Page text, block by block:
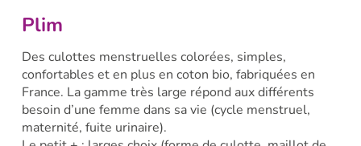
Plim
Des culottes menstruelles colorées, simples,
confortables et en plus en coton bio, fabriquées en
France. La gamme très large répond aux différents
besoin d’une femme dans sa vie (cycle menstruel,
maternité, fuite urinaire).